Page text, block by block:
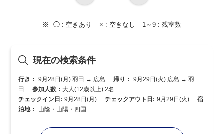
◯ : 空きあり × : 空きなし 1～9 : 残室数
現在の検索条件
行き： 9月28日(月) 羽田 → 広島 帰り： 9月29日(火) 広島 → 羽
田
参加人数： 大人(12歳以上) 2名
チェックイン日: 9月28日(月) チェックアウト日: 9月29日(火)
宿
泊地：
山陰・山陽・四国